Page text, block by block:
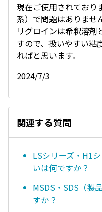
現在ご使用されており
系）で問題はありませ
リグロインは希釈溶剤
すので、扱いやすい粘
ればと思います。
2024/7/3
関連する質問
LSシリーズ・H1
いは何ですか？
MSDS・SDS（製
すか？